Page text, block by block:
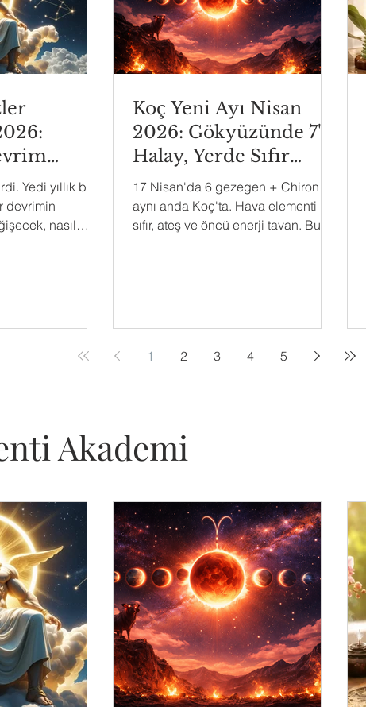
Yedi yıllık bu
devrimin
nasıl
Koç Yeni Ayı Nisan
2026: Gökyüzünde 7'li
Halay, Yerde Sıfır
Sabır
17 Nisan'da 6 gezegen + Chiron
aynı anda Koç'ta. Hava elementi
sıfır, ateş ve öncü enerji tavan. Bu
1 2 3 4 5
Akademi